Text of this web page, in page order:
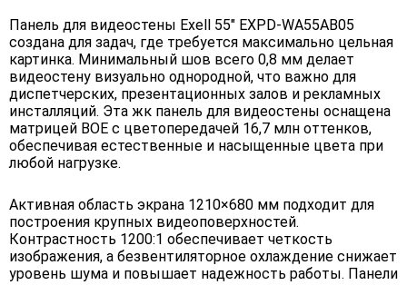
Панель для видеостены Exell 55" EXPD-WA55AB05
создана для задач, где требуется максимально цельная
картинка. Минимальный шов всего 0,8 мм делает
видеостену визуально однородной, что важно для
диспетчерских, презентационных залов и рекламных
инсталляций. Эта жк панель для видеостены оснащена
матрицей BOE с цветопередачей 16,7 млн оттенков,
обеспечивая естественные и насыщенные цвета при
любой нагрузке.
Активная область экрана 1210×680 мм подходит для
построения крупных видеоповерхностей.
Контрастность 1200:1 обеспечивает четкость
изображения, а безвентиляторное охлаждение снижает
уровень шума и повышает надежность работы. Панели